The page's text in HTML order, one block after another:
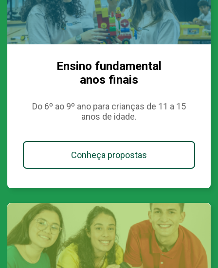
Ensino fundamental
anos finais
Do 6º ao 9º ano para crianças de 11 a 15
anos de idade.
Conheça propostas